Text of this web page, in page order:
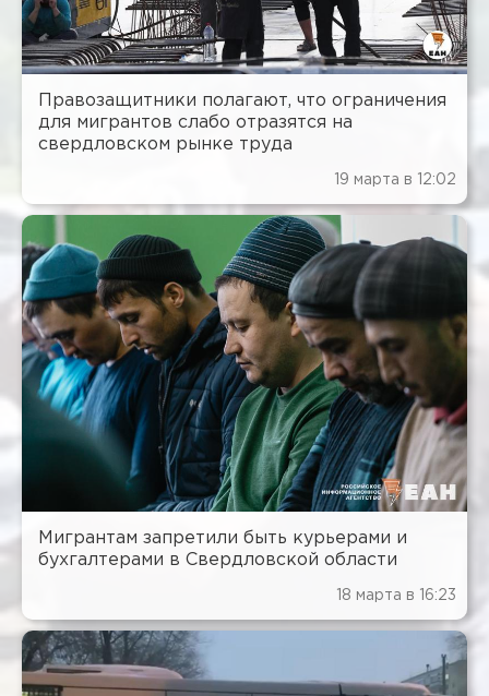
Правозащитники полагают, что ограничения
для мигрантов слабо отразятся на
свердловском рынке труда
19 марта в 12:02
Мигрантам запретили быть курьерами и
бухгалтерами в Свердловской области
18 марта в 16:23